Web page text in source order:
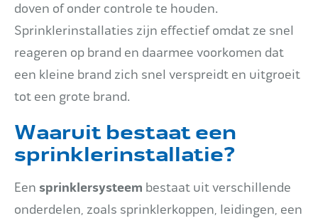
doven of onder controle te houden.
Sprinklerinstallaties zijn effectief omdat ze snel
reageren op brand en daarmee voorkomen dat
een kleine brand zich snel verspreidt en uitgroeit
tot een grote brand.
Waaruit bestaat een
sprinklerinstallatie?
Een sprinklersysteem bestaat uit verschillende
onderdelen, zoals sprinklerkoppen, leidingen, een